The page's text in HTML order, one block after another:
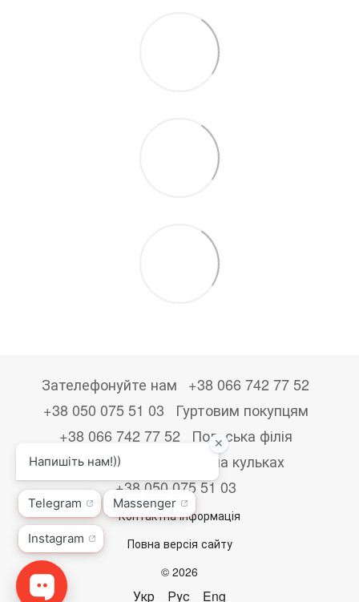
Зателефонуйте нам
+38 066 742 77 52
+38 050 075 51 03
Гуртовим покупцям
+38 066 742 77 52
Польська філія
+48533867723
Друк на кульках
+38 050 075 51 03
Контактна інформація
Повна версія сайту
© 2026
Укр Рус Eng